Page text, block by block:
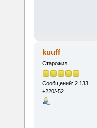
kuuff
Старожил
Сообщений: 2 133
+220/-52